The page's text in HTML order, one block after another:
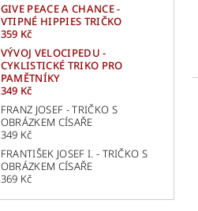
GIVE PEACE A CHANCE -
VTIPNÉ HIPPIES TRIČKO
359 Kč
VÝVOJ VELOCIPEDU -
CYKLISTICKÉ TRIKO PRO
PAMĚTNÍKY
349 Kč
FRANZ JOSEF - TRIČKO S
OBRÁZKEM CÍSAŘE
349 Kč
FRANTIŠEK JOSEF I. - TRIČKO S
OBRÁZKEM CÍSAŘE
369 Kč